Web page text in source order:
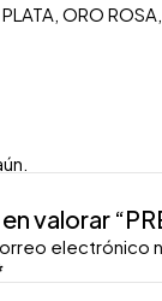
PLATA, ORO
valorar
electrónico